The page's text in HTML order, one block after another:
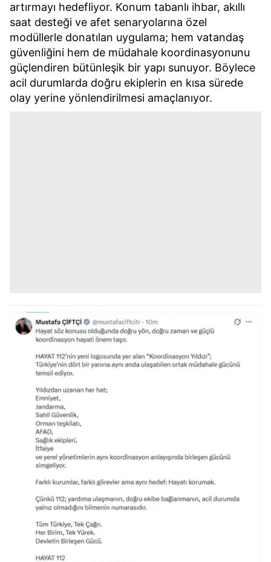
artırmayı hedefliyor. Konum tabanlı ihbar, akıllı
saat desteği ve afet senaryolarına özel
modüllerle donatılan uygulama; hem vatandaş
güvenliğini hem de müdahale koordinasyonunu
güçlendiren bütünleşik bir yapı sunuyor. Böylece
acil durumlarda doğru ekiplerin en kısa sürede
olay yerine yönlendirilmesi amaçlanıyor.